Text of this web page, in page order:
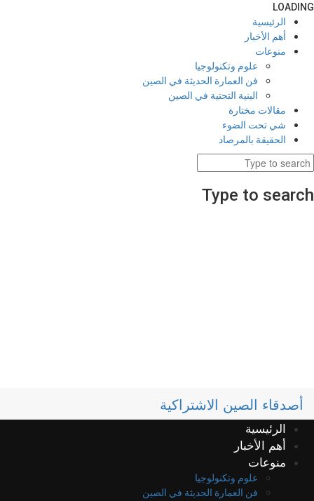
LOADING
الرئيسية
أهم الأخبار
منوعات
علوم وتكنولوجيا
فن العمارة الحديثة في الصين
البنية التحتية في الصين
مقالات مختارة
شي تحت الضوء
الحقيقة بالمرصاد
Type to search
أصدقاء الصين الاشتراكية
الرئيسية
أهم الأخبار
منوعات
علوم وتكنولوجيا
فن العمارة الحديثة في الصين